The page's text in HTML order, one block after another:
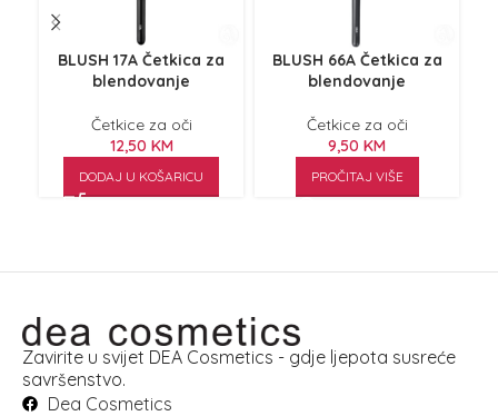
BLUSH 17A Četkica za
blendovanje
Četkice za oči
12,50 KM
DODAJ U KOŠARICU
BLUSH 66A Četkica za
blendovanje
Četkice za oči
9,50 KM
PROČITAJ VIŠE
Zavirite u svijet DEA Cosmetics - gdje ljepota susreće
savršenstvo.
Dea Cosmetics